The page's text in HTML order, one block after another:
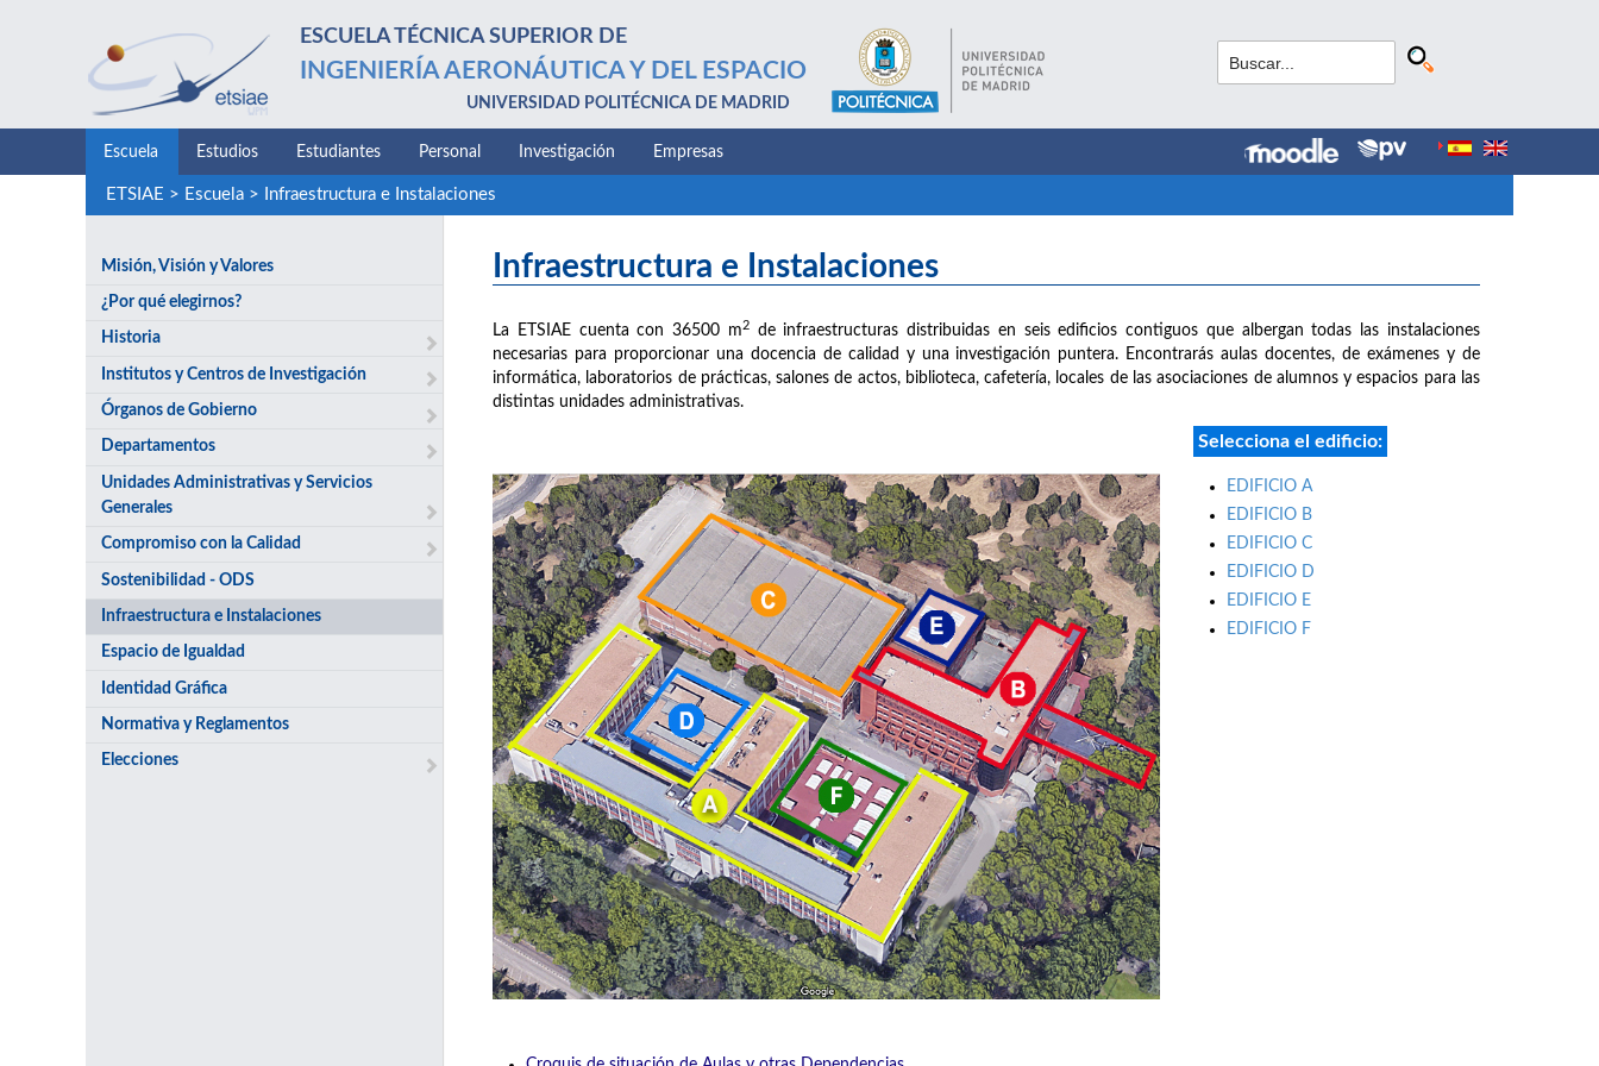
ESCUELA TÉCNICA SUPERIOR DE
INGENIERÍA AERONÁUTICA Y DEL ESPACIO
UNIVERSIDAD POLITÉCNICA DE MADRID
Escuela Estudios Estudiantes Personal Investigación Empresas
ETSIAE > Escuela> Infraestructura e Instalaciones
Misión, Visión y Valores
¿Por qué elegirnos?
Historia
Institutos y Centros de Investigación
Órganos de Gobierno
Departamentos
Unidades Administrativas y Servicios
Generales
Compromiso con la Calidad
Sostenibilidad - ODS
Infraestructura e Instalaciones
Espacio de Igualdad
Identidad Gráfica
Normativa y Reglamentos
Elecciones
Infraestructura e Instalaciones
La ETSIAE cuenta con 36500 m2de infraestructuras distribuidas en seis edificios contiguos que albergan todas las instalaciones
necesarias para proporcionar una docencia de calidad y una investigación puntera. Encontrarás aulas docentes, de exámenes y de
informática, laboratorios de prácticas, salones de actos, biblioteca, cafetería, locales de las asociaciones de alumnos y espacios para las
distintas unidades administrativas.
Selecciona el edificio:
EDIFICIO A
EDIFICIO B
EDIFICIO C
EDIFICIO D
EDIFICIO E
EDIFICIO F